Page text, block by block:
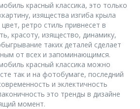
красный классика, это только
изящества изгиба крыла
ретро стиль привнесет в
красоту, изящество, динамику,
таких деталей сделает
от всех и запоминающимся.
красный классика можно
так и на фотобумаге, последний
и эклектичность
это тренды в дизайне
момент.